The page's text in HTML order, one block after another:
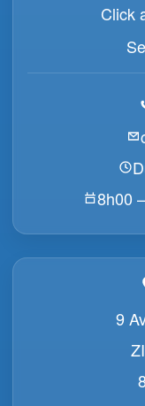
Click
8h00
9